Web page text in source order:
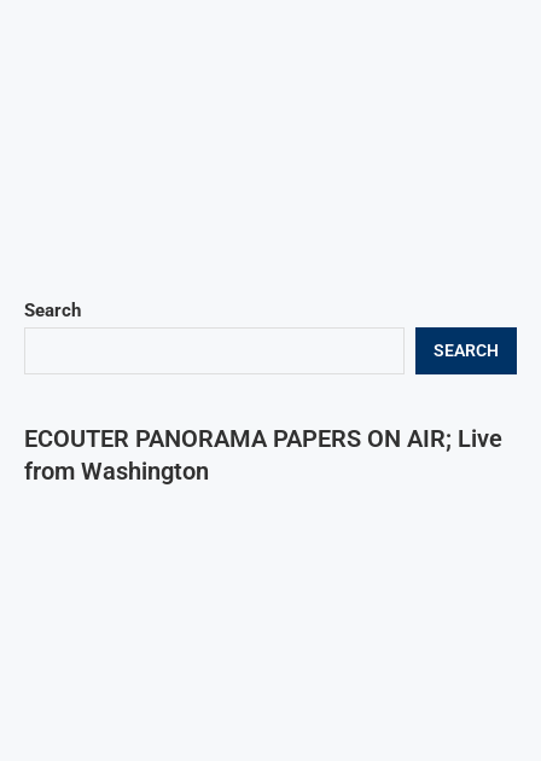
Search
SEARCH
ECOUTER PANORAMA PAPERS ON AIR; Live
from Washington